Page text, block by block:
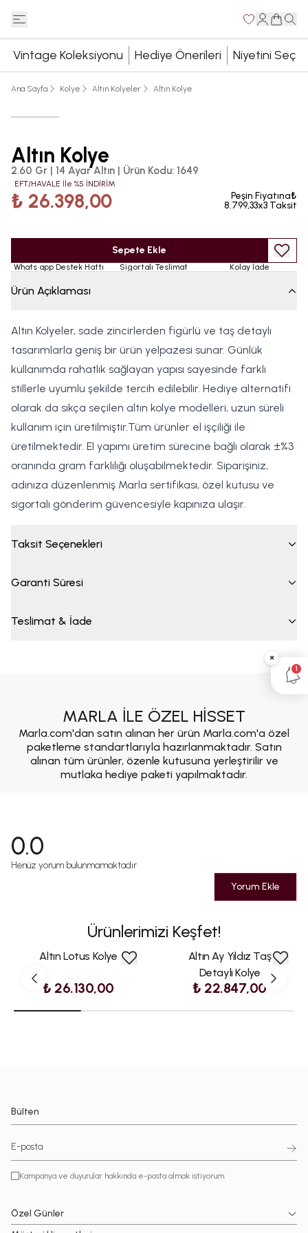
Vintage Koleksiyonu Hediye Önerileri Niyetini Seç
Ana Sayfa Kolye Altın Kolyeler Altın Kolye
Altın Kolye
2.60 Gr | 14 Ayar Altın | Ürün Kodu: 1649
EFT/HAVALE İle %5 İNDİRİM
₺ 26.398,00
Peşin Fiyatına₺
8.799,33x3 Taksit
Sepete Ekle
Whats app Destek Hattı Sigortalı Teslimat Kolay İade
Ürün Açıklaması
Altın Kolyeler, sade zincirlerden figürlü ve taş detaylı
tasarımlarla geniş bir ürün yelpazesi sunar. Günlük
kullanımda rahatlık sağlayan yapısı sayesinde farklı
stillerle uyumlu şekilde tercih edilebilir. Hediye alternatifi
olarak da sıkça seçilen altın kolye modelleri, uzun süreli
kullanım için üretilmiştir.Tüm ürünler el işçiliği ile
üretilmektedir. El yapımı üretim sürecine bağlı olarak ±%3
oranında gram farklılığı oluşabilmektedir. Siparişiniz,
adınıza düzenlenmiş Marla sertifikası, özel kutusu ve
sigortalı gönderim güvencesiyle kapınıza ulaşır.
Taksit Seçenekleri
Garanti Süresi
Teslimat & İade
MARLA İLE ÖZEL HİSSET
Marla.com'dan satın alınan her ürün Marla.com'a özel
paketleme standartlarıyla hazırlanmaktadır. Satın
alınan tüm ürünler, özenle kutusuna yerleştirilir ve
mutlaka hediye paketi yapılmaktadır.
0.0
Henüz yorum bulunmamaktadır
Yorum Ekle
Ürünlerimizi Keşfet!
Altın Lotus Kolye
₺ 26.130,00
Altın Ay Yıldız Taş
Detaylı Kolye
₺ 22.847,00
Bülten
Kampanya ve duyurular hakkında e-posta almak istiyorum.
Özel Günler
×
1